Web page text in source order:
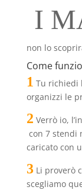
I
non lo
Come
1 Tu richiedi
organizzi le
2 Verrò io,
con 7 stendi
caricato con
3Li proverò
scegliamo